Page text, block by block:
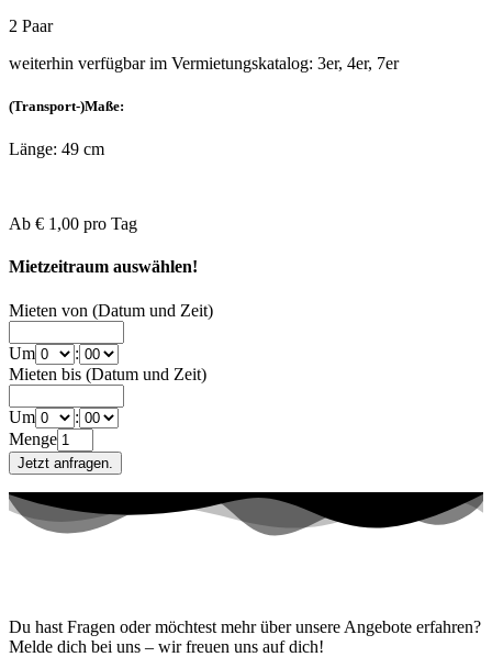
2 Paar
weiterhin verfügbar im Vermietungskatalog: 3er, 4er, 7er
(Transport-)Maße:
Länge: 49 cm
Ab € 1,00 pro Tag
Mietzeitraum auswählen!
Mieten von (Datum und Zeit)
Um
:
Mieten bis (Datum und Zeit)
Um
:
Menge
Du hast Fragen oder möchtest mehr über unsere Angebote erfahren?
Melde dich bei uns – wir freuen uns auf dich!